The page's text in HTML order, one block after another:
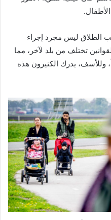
الطلاق ليس مجرد إجراء
تختلف من بلد لآخر، مما
وللأسف، يدرك الكثيرون هذه